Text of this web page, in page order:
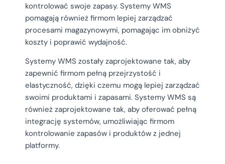
kontrolować swoje zapasy. Systemy WMS
pomagają również firmom lepiej zarządzać
procesami magazynowymi, pomagając im obniżyć
koszty i poprawić wydajność.
Systemy WMS zostały zaprojektowane tak, aby
zapewnić firmom pełną przejrzystość i
elastyczność, dzięki czemu mogą lepiej zarządzać
swoimi produktami i zapasami. Systemy WMS są
również zaprojektowane tak, aby oferować pełną
integrację systemów, umożliwiając firmom
kontrolowanie zapasów i produktów z jednej
platformy.